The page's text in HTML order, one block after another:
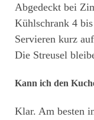
Abgedeckt bei
Kühlschrank 4
Servieren kurz
Die Streusel
Kann ich den
Klar. Am besten